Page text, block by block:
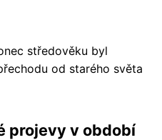
středověku byl
od starého světa
projevy v období